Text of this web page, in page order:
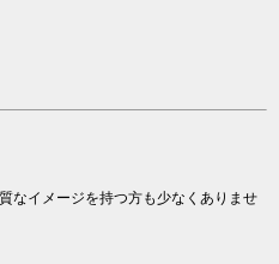
なイメージを持つ方も少なくありませ